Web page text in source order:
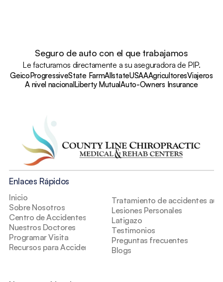
Seguro de auto con el que trabajamos
Le facturamos directamente a su aseguradora de PIP.
GeicoProgressiveState FarmAllstateUSAAAgricultoresViajeros
A nivel nacionalLiberty MutualAuto-Owners Insurance
Enlaces Rápidos
Inicio
Sobre Nosotros
Centro de Accidentes
Nuestros Doctores
Programar Visita
Recursos para Accidentes
Tratamiento de accidentes
Lesiones Personales
Latigazo
Testimonios
Blogs
Preguntas frecuentes